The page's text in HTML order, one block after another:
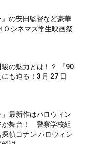
』の安田監督など豪華
Ｏシネマズ学生映画祭
の魅力とは！？ 『90
も迫る！3 月 27 日
最新作はハロウィン
が舞台！ 警察学校組
偵コナン ハロウィン